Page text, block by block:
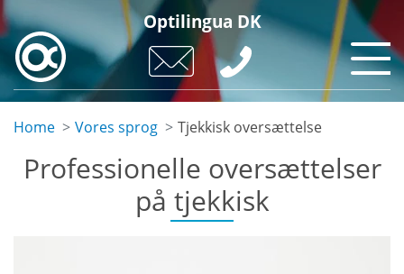
Skip
to
main
content
Optilingua DK
Home Vores sprog Tjekkisk oversættelse
Professionelle oversættelser
på tjekkisk